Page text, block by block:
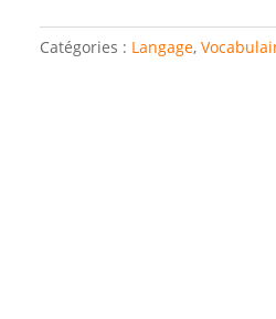
Catégories : Langage,